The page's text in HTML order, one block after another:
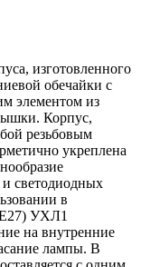
изготовленного
обечайки с
элементом из
Корпус,
резьбовым
укреплена
светодиодных
в
УХЛ1
на внутренние
лампы. В